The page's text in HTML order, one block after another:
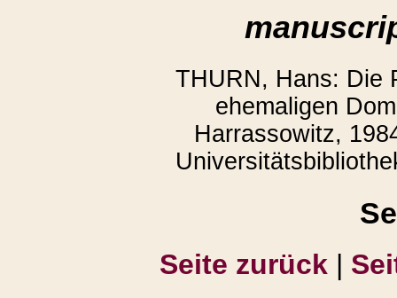
THURN, Hans: Die
ehemaligen
Harrassowitz,
Seite zurück |